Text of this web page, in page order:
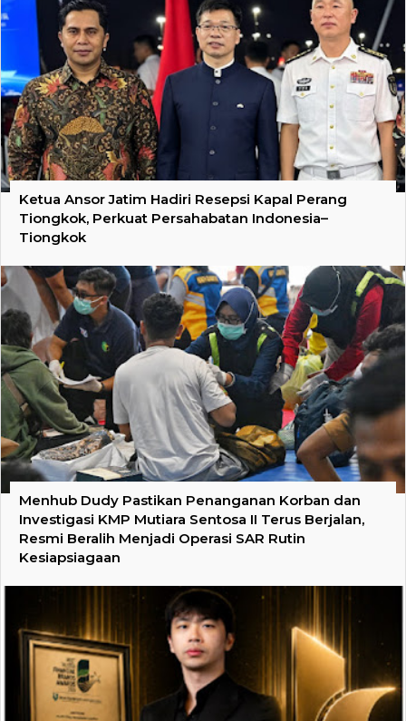
Ketua Ansor Jatim Hadiri Resepsi Kapal Perang
Tiongkok, Perkuat Persahabatan Indonesia–
Tiongkok
Menhub Dudy Pastikan Penanganan Korban dan
Investigasi KMP Mutiara Sentosa II Terus Berjalan,
Resmi Beralih Menjadi Operasi SAR Rutin
Kesiapsiagaan